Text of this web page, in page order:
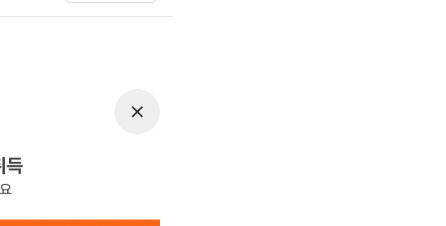
득